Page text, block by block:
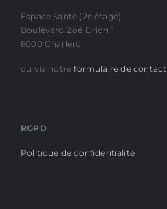
Espace Santé (2e étage)
Boulevard Zoé Drion 1
6000 Charleroi
ou via notreformulaire de contact
RGPD
Politique de confidentialité